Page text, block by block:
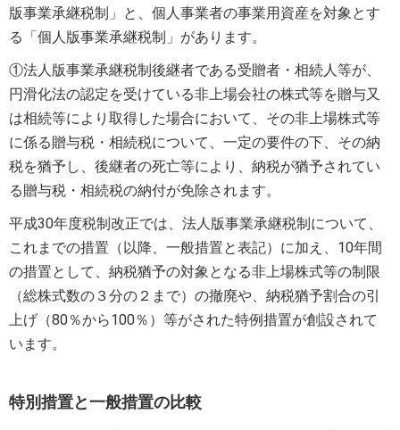
版事業承継税制」と、個人事業者の事業用資産を対象とす
る「個人版事業承継税制」があります。
①法人版事業承継税制後継者である受贈者・相続人等が、
円滑化法の認定を受けている非上場会社の株式等を贈与又
は相続等により取得した場合において、その非上場株式等
に係る贈与税・相続税について、一定の要件の下、その納
税を猶予し、後継者の死亡等により、納税が猶予されてい
る贈与税・相続税の納付が免除されます。
平成30年度税制改正では、法人版事業承継税制について、
これまでの措置（以降、一般措置と表記）に加え、10年間
の措置として、納税猶予の対象となる非上場株式等の制限
（総株式数の３分の２まで）の撤廃や、納税猶予割合の引
上げ（80％から100％）等がされた特例措置が創設されて
います。
特別措置と一般措置の比較